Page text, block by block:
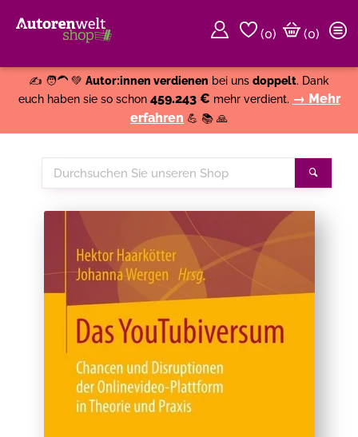
(0)
(0)
✍️ 🧑‍🦱 💚 Autor:innen verdienen bei uns doppelt. Dank
euch haben sie so schon 459.243 € mehr verdient. → Mehr
erfahren 💪 📚 🙏
Durchsuchen
Sie